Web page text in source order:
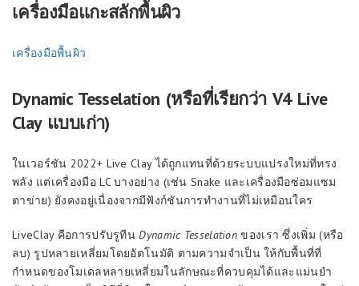
เครื่องมือแกะสลักพื้นผิว
เครื่องมือพื้นผิว
Dynamic Tesselation (หรือที่เรียกว่า V4 Live
Clay แบบเก่า)
ในเวอร์ชัน 2022+ Live Clay ได้ถูกแทนที่ด้วยระบบแปรงใหม่ที่ทรง
พลัง แต่เครื่องมือ LC บางอย่าง (เช่น Snake และเครื่องมือซ่อมแซม
ตาข่าย) ยังคงอยู่เนื่องจากมีฟังก์ชันการทำงานที่ไม่เหมือนใคร
LiveClay คือการปรับรูทีนDynamic Tesselation ของเรา ซึ่งเพิ่ม (หรือ
ลบ) รูปหลายเหลี่ยมโดยอัตโนมัติ ตามความจำเป็น ให้กับพื้นที่ที่
กำหนดของโมเดลหลายเหลี่ยมในลักษณะที่ควบคุมได้และแม่นยำ